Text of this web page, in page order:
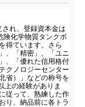
され、登録資本金は
険化学物質タンクボ
得ています。さら
、「精密」、「ユニ
、「優れた信用格付
クノロジーセンター
省）」などの称号を
上の経験がありま
従って、熟練した作
り、納品前に各トラ